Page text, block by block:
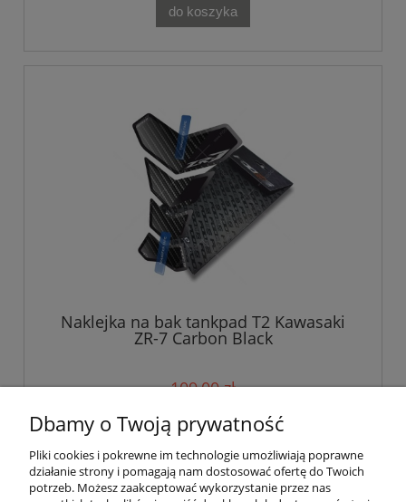
do koszyka
Naklejka na bak tankpad T2 Kawasaki
ZR-7 Carbon Black
109,00 zł
do koszyka
Dbamy o Twoją prywatność
Pliki cookies i pokrewne im technologie umożliwiają poprawne
działanie strony i pomagają nam dostosować ofertę do Twoich
potrzeb. Możesz zaakceptować wykorzystanie przez nas